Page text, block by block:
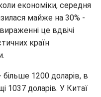
економіки, середня
майже на 30% -
це вдвічі
країн
більше 1200 доларів, в
1037 доларів. У Китаї